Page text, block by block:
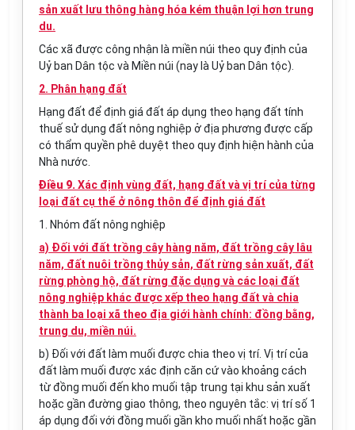
sản xuất lưu thông hàng hóa kém thuận lợi hơn trung
du.
Các xã được công nhận là miền núi theo quy định của
Uỷ ban Dân tộc và Miền núi (nay là Uỷ ban Dân tộc).
2. Phân hạng đất
Hạng đất để định giá đất áp dụng theo hạng đất tính
thuế sử dụng đất nông nghiệp ở địa phương được cấp
có thẩm quyền phê duyệt theo quy định hiện hành của
Nhà nước.
Điều 9.Xác định vùng đất, hạng đất và vị trí của từng
loại đất cụ thể ở nông thôn để định giá đất
1. Nhóm đất nông nghiệp
a) Đối với đất trồng cây hàng năm, đất trồng cây lâu
năm, đất nuôi trồng thủy sản, đất rừng sản xuất, đất
rừng phòng hộ, đất rừng đặc dụng và các loại đất
nông nghiệp khác được xếp theo hạng đất và chia
thành ba loại xã theo địa giới hành chính: đồng bằng,
trung du, miền núi.
b) Đối với đất làm muối được chia theo vị trí. Vị trí của
đất làm muối được xác định căn cứ vào khoảng cách
từ đồng muối đến kho muối tập trung tại khu sản xuất
hoặc gần đường giao thông, theo nguyên tắc: vị trí số 1
áp dụng đối với đồng muối gần kho muối nhất hoặc gần